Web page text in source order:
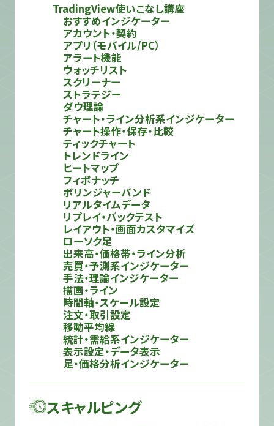
TradingView使いこなし講座
おすすめインジケーター
アカウント・契約
アプリ（モバイル/PC）
アラート機能
ウォッチリスト
スクリーナー
ストラテジー
ダウ理論
チャート・ライン分析系インジケーター
チャート操作・保存・比較
ティックチャート
トレンドライン
ヒートマップ
フィボナッチ
ボリンジャーバンド
リアルタイムデータ
リプレイ・バックテスト
レイアウト・画面カスタマイズ
ローソク足
出来高・価格帯・ライン分析
売買・予測系インジケーター
手法・理論インジケーター
描画・ライン
時間軸・スケール設定
注文・取引設定
移動平均線
統計・需給系インジケーター
表示設定・データ表示
足・価格分析インジケーター
スキャルピング